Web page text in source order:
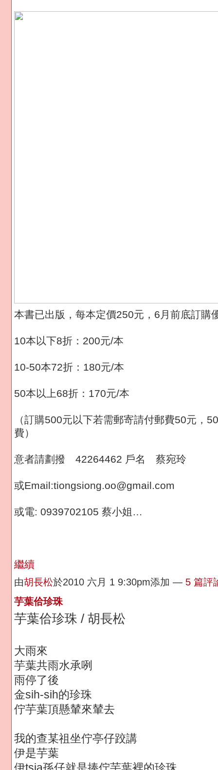
本書已出版，每本定價250元，6月前底訂購
10本以下8折：200元/本
10-50本72折：180元/本
50本以上68折：170元/本
（訂購500元以下若需郵寄請付郵費50元，
費）
意者請劃撥 42264462 戶名 蔡宛玲
或Email:tiongsiong.oo@gmail.com
或電: 0939702105 蔡小姐…
繼續
由胡長松於2010 六月 1 9:30pm添加 — 5 篇評
芋葉佮珍珠
芋葉佮珍珠 / 胡長松
大雨來
芋葉共雨水承咧
雨停了後
金sih-sih的珍珠
佇芋葉頂懸輦來輦去
我的查某祖坐佇亭仔跤講
伊是芋葉